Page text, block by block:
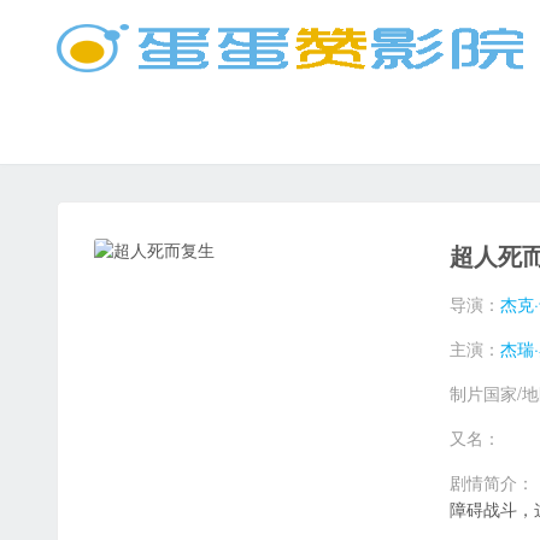
超人死
导演： 杰克
主演： 杰瑞
制片国家/
又名：
剧情简介：
障碍战斗，